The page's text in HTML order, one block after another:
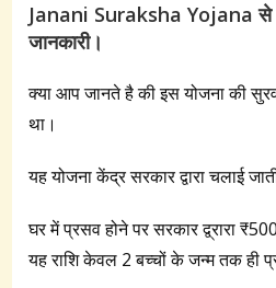
Janani Suraksha Yojana से
जानकारी।
क्या आप जानते है की इस योजना की
था।
यह योजना केंद्र सरकार द्वारा चलाई
घर में प्रसव होने पर सरकार द्व्रारा
यह राशि केवल 2 बच्चों के जन्म तक ही